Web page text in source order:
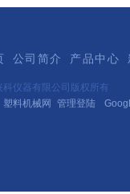
公司简介 产品中心
科仪器有限公司版权所有
塑料机械网 管理登陆